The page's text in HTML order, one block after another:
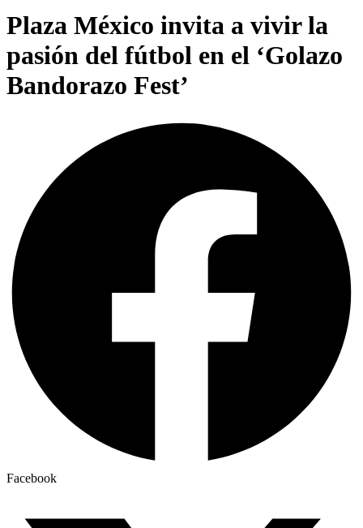
Plaza México invita a vivir la
pasión del fútbol en el ‘Golazo
Bandorazo Fest’
Facebook